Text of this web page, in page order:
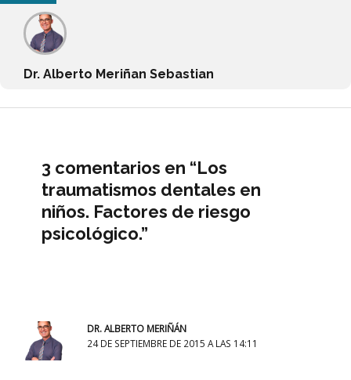
Dr. Alberto Meriñan Sebastian
3 comentarios en “Los
traumatismos dentales en
niños. Factores de riesgo
psicológico.”
DR. ALBERTO MERIÑÁN
24 DE SEPTIEMBRE DE 2015 A LAS 14:11